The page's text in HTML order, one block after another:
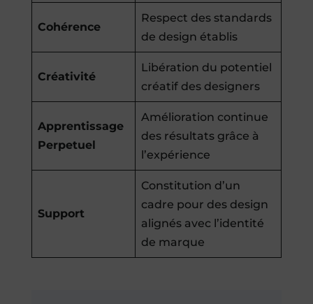
Cohérence
Respect des standards
de design établis
Créativité
Libération du potentiel
créatif des designers
Apprentissage
Perpetuel
Amélioration continue
des résultats grâce à
l’expérience
Support
Constitution d’un
cadre pour des design
alignés avec l’identité
de marque